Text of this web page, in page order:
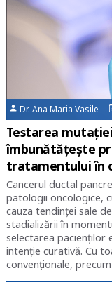
Dr. Ana Maria Vasile
Testarea
îmbunătățește
tratamentului în
Cancerul ductal
patologii oncologice,
cauza tendinței sale
stadializării în
selectarea pacienților
intenție curativă. Cu
convenționale,